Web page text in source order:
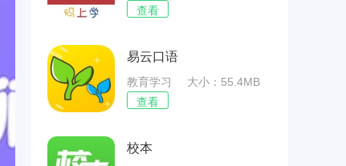
60.95MB
查看
易云口语
教育学习
大小：55.4MB
查看
校本